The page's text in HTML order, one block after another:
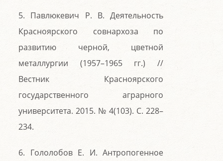
5. Павлюкевич Р. В. Деятельность
Красноярского совнархоза по
развитию черной, цветной
металлургии (1957–1965 гг.) //
Вестник Красноярского
государственного аграрного
университета. 2015. № 4(103). С. 228–
234.
6. Гололобов Е. И. Антропогенное